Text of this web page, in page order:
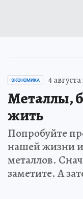
ЭКОНОМИКА 4 августа
Металлы,
жить
Попробуйте
нашей жизни
металлов.
заметите. А